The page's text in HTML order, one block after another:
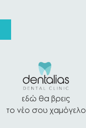
εδώ θα βρεις
το νέο σου χαμόγελο